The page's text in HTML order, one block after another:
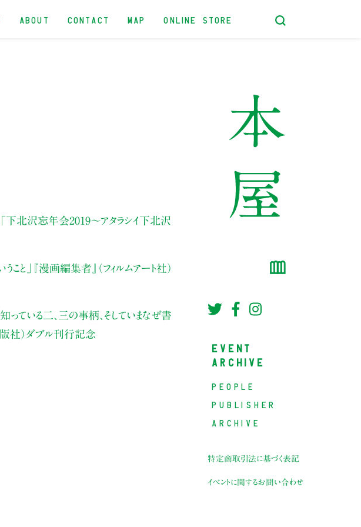
ABOUT CONTACT MAP ONLINE STORE
「下北沢忘年会2019～アタラシイ下北沢
」『漫画編集者』（フィルムアート社）
ている二、三の事柄、そしていまなぜ書
版社）ダブル刊行記念
EVENT
ARCHIVE
PEOPLE
PUBLISHER
ARCHIVE
特定商取引法に基づく表記
イベントに関するお問い合わせ